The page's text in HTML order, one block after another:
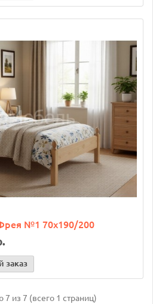
№1 70х190/200
заказ
7 из 7 (всего 1 страниц)